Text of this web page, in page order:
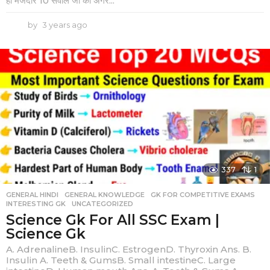
by 3 years ago
e
a
r
s
a
o
337 1
GENERAL HINDI ,GENERAL KNOWLEDGE ,GK FOR COMPETITIVE EXAMS
INTERESTING GK
,UNCATEGORIZED
Science Gk For All SSC Exam |
Science Gk
A. AdrenalineB. InsulinC. EstrogenD. Thyroxin Ans. B.
Insulin A. Teeth & GumsB. Small intestineC. Large